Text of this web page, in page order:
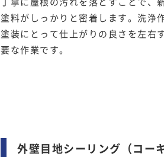
丁寧に屋根の汚れを落とすことで、
塗料がしっかりと密着します。洗浄
塗装にとって仕上がりの良さを左右
要な作業です。
外壁目地シーリング（コー